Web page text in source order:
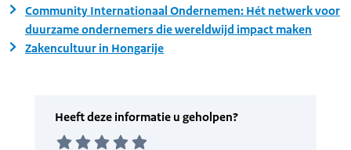
Community Internationaal Ondernemen: Hét netwerk voor
duurzame ondernemers die wereldwijd impact maken
Zakencultuur in Hongarije